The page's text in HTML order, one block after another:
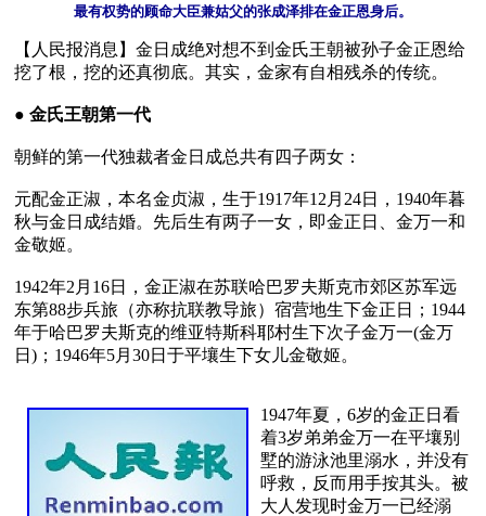
最有权势的顾命大臣兼姑父的张成泽排在金正恩身后。
【人民报消息】金日成绝对想不到金氏王朝被孙子金正恩给
挖了根，挖的还真彻底。其实，金家有自相残杀的传统。
● 金氏王朝第一代
朝鲜的第一代独裁者金日成总共有四子两女：
元配金正淑，本名金贞淑，生于1917年12月24日，1940年暮
秋与金日成结婚。先后生有两子一女，即金正日、金万一和
金敬姬。
1942年2月16日，金正淑在苏联哈巴罗夫斯克市郊区苏军远
东第88步兵旅（亦称抗联教导旅）宿营地生下金正日；1944
年于哈巴罗夫斯克的维亚特斯科耶村生下次子金万一(金万
日)；1946年5月30日于平壤生下女儿金敬姬。
1947年夏，6岁的金正日看
着3岁弟弟金万一在平壤别
墅的游泳池里溺水，并没有
呼救，反而用手按其头。被
大人发现时金万一已经溺